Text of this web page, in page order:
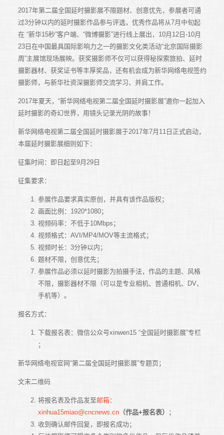
2017年第二届全国延时摄影展不限题材、创意优先，参展者可通
过3分钟以内的延时摄影作品参与评选，优秀作品将从7月中旬起
在 “新华15秒”客户端、“微博摄影”进行线上展出，10月12日-10月
23日在中国最具国际影响力之一的摄影文化类活动“北京国际摄影
周”主展馆现场展映。获奖摄影师不仅可以获得秘探索旅拍、延时
摄影器材、获奖证书等丰厚奖品，还有机会成为新华网络电视签约
摄影师，与新华社资深摄影师交流学习、并肩工作。
2017年夏天，“新华网络电视第二届全国延时摄影展”邀你一起加入
延时摄影的奇幻世界，用镜头记录光阴的故事！
新华网络电视第二届全国延时摄影展于2017年7月11日正式启动，
本届延时摄影展细则如下：
征集时间：即日起至9月29日
征集要求：
参展作品要求真实原创，并具有该作品版权；
画面比例：1920*1080；
视频码率：不低于10Mbps；
视频格式：AVI/MP4/MOV等主流格式；
视频时长：3分钟以内；
题材不限，创意优先；
参展作品必须以延时摄影为拍摄手法，作品的主题、风格
不限，摄影器材不限（可以是专业相机、普通相机、DV、
手机等）。
报名方式：
下载报名表：微信公众号xinwen15 “全国延时摄影展”专栏
；
新华网络电视官网“第二届全国延时摄影展”专题页；
文末二维码
将报名表及作品发至邮箱：
xinhua15miao@cncnews.cn （作品+报名表）
；
收到确认邮件回复，即报名成功；